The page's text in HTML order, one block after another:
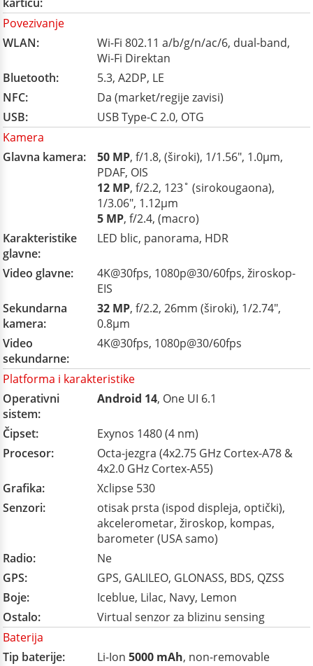
Povezivanje
WLAN:
Wi-Fi 802.11 a/b/g/n/ac/6, dual-band,
Wi-Fi Direktan
Bluetooth:
5.3, A2DP, LE
NFC:
Da (market/regije zavisi)
USB:
USB Type-C 2.0, OTG
Kamera
Glavna kamera:
50 MP, f/1.8, (široki), 1/1.56", 1.0µm,
PDAF, OIS
12 MP, f/2.2, 123˚ (sirokougaona),
1/3.06", 1.12µm
5 MP, f/2.4, (macro)
Karakteristike
glavne:
LED blic, panorama, HDR
Video glavne:
4K@30fps, 1080p@30/60fps, žiroskop-
EIS
Sekundarna
kamera:
32 MP, f/2.2, 26mm (široki), 1/2.74",
0.8µm
Video
sekundarne:
4K@30fps, 1080p@30/60fps
Platforma i karakteristike
Operativni
sistem:
Android 14, One UI 6.1
Čipset:
Exynos 1480 (4 nm)
Procesor:
Octa-jezgra (4x2.75 GHz Cortex-A78 &
4x2.0 GHz Cortex-A55)
Grafika:
Xclipse 530
Senzori:
otisak prsta (ispod displeja, optički),
akcelerometar, žiroskop, kompas,
barometer (USA samo)
Radio:
Ne
GPS:
GPS, GALILEO, GLONASS, BDS, QZSS
Boje:
Iceblue, Lilac, Navy, Lemon
Ostalo:
Virtual senzor za blizinu sensing
Baterija
Tip baterije:
Li-Ion 5000 mAh, non-removable